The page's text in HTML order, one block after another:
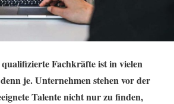
Fachkräfte ist in vielen
je. Unternehmen stehen vor der
Talente nicht nur zu finden,